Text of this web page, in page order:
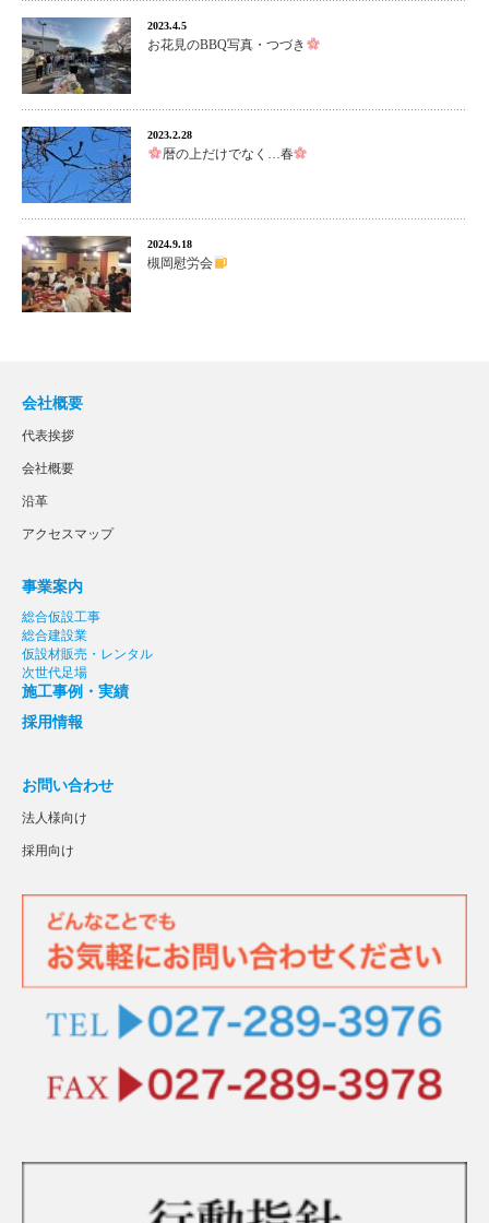
2023.4.5
お花見のBBQ写真・つづき
2023.2.28
暦の上だけでなく…春
2024.9.18
槻岡慰労会
会社概要
代表挨拶
会社概要
沿革
アクセスマップ
事業案内
総合仮設工事
総合建設業
仮設材販売・レンタル
次世代足場
施工事例・実績
採用情報
お問い合わせ
法人様向け
採用向け